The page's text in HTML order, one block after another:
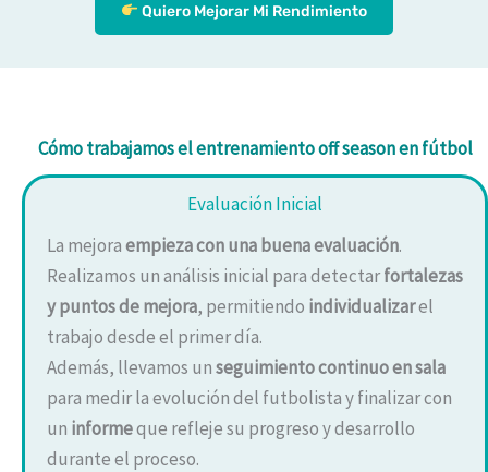
Quiero Mejorar Mi Rendimiento
Cómo trabajamos el entrenamiento off season en fútbol
Evaluación Inicial
La mejoraempieza con una buena evaluación.
Realizamos un análisis inicial para detectarfortalezas
y puntos de mejora, permitiendo individualizarel
trabajo desde el primer día.
Además, llevamos unseguimiento continuo en sala
para medir la evolución del futbolista y finalizar con
un informeque refleje su progreso y desarrollo
durante el proceso.